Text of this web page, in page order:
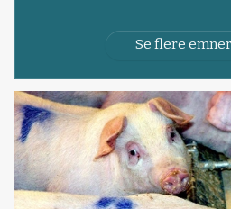
Se flere